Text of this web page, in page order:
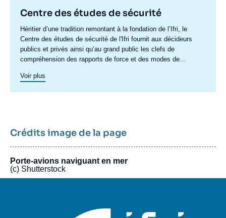
Centre des études de sécurité
Accroche
centre
Héritier d’une tradition remontant à la fondation de l’Ifri, le
Centre des études de sécurité de l'Ifri fournit aux décideurs
publics et privés ainsi qu’au grand public les clefs de
compréhension des rapports de force et des modes de
à la jointure du politique et de l’opérationnel, la crédibilité de
national et international.
Voir plus
Crédits image de la page
Porte-avions naviguant en mer
(c) Shutterstock